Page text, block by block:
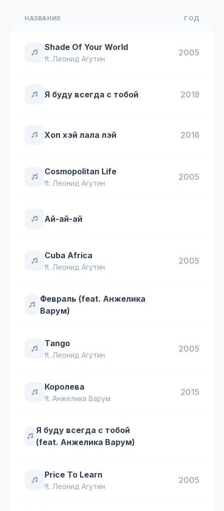
НАЗВАНИЕ ГОД
Shade Of Your World
ft. Леонид Агутин
2005
Я буду всегда с тобой 2018
Хоп хэй лала лэй 2016
Cosmopolitan Life
ft. Леонид Агутин
2005
Ай-ай-ай
Cuba Africa
ft. Леонид Агутин
2005
Февраль (feat. Анжелика
Варум)
Tango
ft. Леонид Агутин
2005
Королева
ft. Анжелика Варум
2015
Я буду всегда с тобой
(feat. Анжелика Варум)
Price To Learn
ft. Леонид Агутин
2005